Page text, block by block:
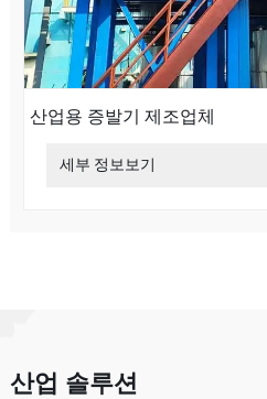
산업용 증발기 제조업체
세부 정보보기
산업 솔루션